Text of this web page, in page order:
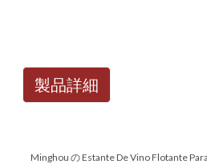
製品詳細
Minghou の Estante De Vino Flotante